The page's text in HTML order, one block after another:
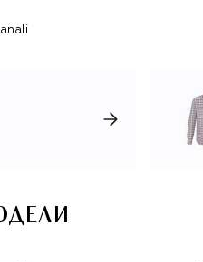
smart casual.